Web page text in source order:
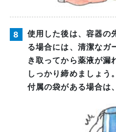
8
使用した後は、容器の
る場合には、清潔なガ
き取ってから薬液が漏
しっかり締めましょう。
付属の袋がある場合は